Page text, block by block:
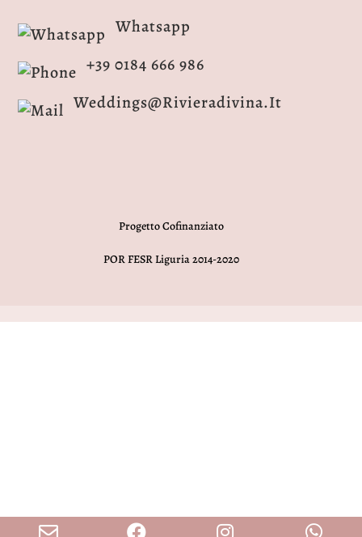
Whatsapp
+39 0184 666 986
Weddings@rivieradivina.it
Progetto Cofinanziato
POR FESR Liguria 2014-2020